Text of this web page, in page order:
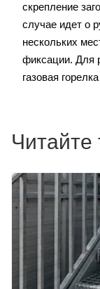
скрепление
случае идет о
нескольких
фиксации. Для
газовая
Читайте